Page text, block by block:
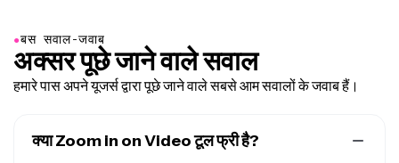
●बस सवाल-जवाब
अक्सर पूछे जाने वाले सवाल
हमारे पास अपने यूजर्स द्वारा पूछे जाने वाले सबसे आम सवालों के जवाब हैं।
क्या Zoom in on Video टूल फ्री है?